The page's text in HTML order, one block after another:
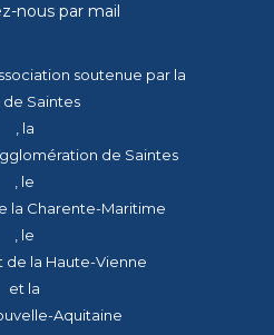
nous par mail
soutenue par la
de Saintes
, la
de Saintes
, le
la Charente-Maritime
, le
la Haute-Vienne
et la
Aquitaine